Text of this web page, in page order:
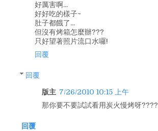
好厲害啊...
好好吃的樣子~
肚子都餓了...
但沒有烤箱怎麼辦???
只好望著照片流口水囉!
回覆
回覆
版主 7/26/2010 10:15 上午
那你要不要試試看用炭火慢烤呀????
回覆